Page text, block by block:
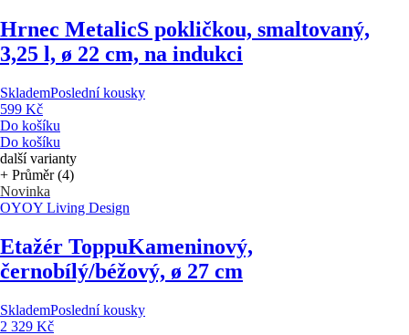
Hrnec MetalicS pokličkou, smaltovaný,
3,25 l, ø 22 cm, na indukci
SklademPoslední kousky
599 Kč
Do košíku
Do košíku
další varianty
+ Průměr (4)
Novinka
OYOY Living Design
Etažér ToppuKameninový,
černobílý/béžový, ø 27 cm
SklademPoslední kousky
2 329 Kč